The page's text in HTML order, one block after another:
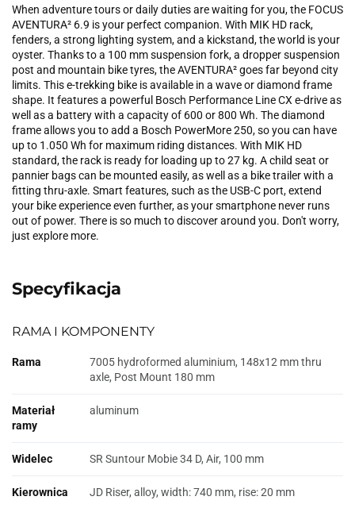
When adventure tours or daily duties are waiting for you, the FOCUS
AVENTURA² 6.9 is your perfect companion. With MIK HD rack,
fenders, a strong lighting system, and a kickstand, the world is your
oyster. Thanks to a 100 mm suspension fork, a dropper suspension
post and mountain bike tyres, the AVENTURA² goes far beyond city
limits. This e-trekking bike is available in a wave or diamond frame
shape. It features a powerful Bosch Performance Line CX e-drive as
well as a battery with a capacity of 600 or 800 Wh. The diamond
frame allows you to add a Bosch PowerMore 250, so you can have
up to 1.050 Wh for maximum riding distances. With MIK HD
standard, the rack is ready for loading up to 27 kg. A child seat or
pannier bags can be mounted easily, as well as a bike trailer with a
fitting thru-axle. Smart features, such as the USB-C port, extend
your bike experience even further, as your smartphone never runs
out of power. There is so much to discover around you. Don't worry,
just explore more.
Specyfikacja
RAMA I KOMPONENTY
Rama
7005 hydroformed aluminium, 148x12 mm thru
axle, Post Mount 180 mm
Materiał
ramy
aluminum
Widelec SR Suntour Mobie 34 D, Air, 100 mm
Kierownica JD Riser, alloy, width: 740 mm, rise: 20 mm